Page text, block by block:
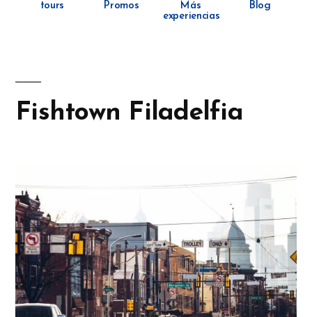
tours Promos
Más
experiencias
Blog
Fishtown Filadelfia